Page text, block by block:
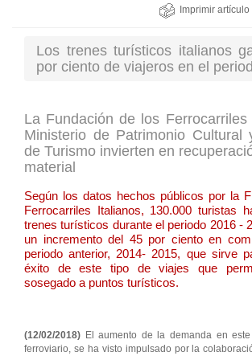
Imprimir artículo
Los trenes turísticos italianos
por ciento de viajeros en el
La Fundación de los Ferrocarriles
Ministerio de Patrimonio Cultural
de Turismo invierten en
material
Según los datos hechos públicos por la
Ferrocarriles Italianos, 130.000 turistas
trenes turísticos durante el periodo 2016 -
un incremento del 45 por ciento en
periodo anterior, 2014- 2015, que sirve
éxito de este tipo de viajes que
sosegado a puntos turísticos.
(12/02/2018) El aumento de la demanda en
ferroviario, se ha visto impulsado por la